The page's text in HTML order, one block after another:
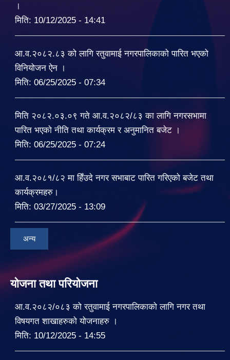
।
मिति: 10/12/2025 - 14:41
आ.व.२०८२.८३ को लागि रतुवामाई नगरपालिकाको पारित भएको
विनियोजन ऐन ।
मिति: 06/25/2025 - 07:34
मिति २०८२.०३.०९ गते आ.व.२०८२/८३ का लागि नगरसभामा
पारित भएको नीति तथा कार्यक्रम र अनुमानित बजेट ।
मिति: 06/25/2025 - 07:24
आ.व.२०८१/८२ मा हिँउदे नगर सभाबाट पारित गरिएको बजेट तथा
कार्यक्रमहरु।
मिति: 03/27/2025 - 13:09
अन्य
योजना तथा परियोजना
आ.व.२०८२/०८३ को रतुवामाई नगरपालिकाको लागि नगर तथा
विषयगत शाखाहरुको योजनाहरु ।
मिति: 10/12/2025 - 14:55